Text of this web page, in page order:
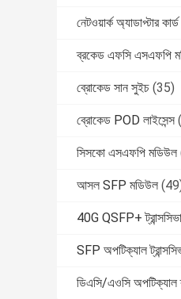
নেটওয়ার্ক অ্যাডাপ্টার কার্ড
ব্রকেড এফসি এসএফপি
ব্রোকেড সান সুইচ (35)
ব্রোকেড POD লাইসেন্স
সিসকো এসএফপি মডিউল
আসল SFP মডিউল
40G QSFP+
SFP অপটিক্যাল
ডিএসি/এওসি অপটিক্যাল